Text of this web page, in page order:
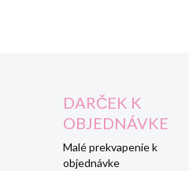
DARČEK K
OBJEDNÁVKE
Malé prekvapenie k
objednávke